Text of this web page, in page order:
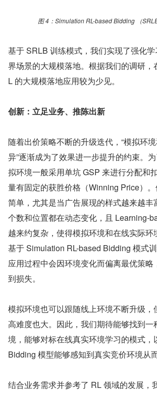
图 4：Simulation RL-based Bidding （
基于 SRLB 训练模式，我们实现了强化
界场景的大规模落地。根据我们的调研，
L 的大规模落地应用较为少见。
创新：立足业务、推陈出新
随着出价策略不断的升级迭代，“模拟环
异”逐渐成为了效果进一步提升的约束。
拟环境一般采用单坑 GSP 来进行分配和
量有固定的获胜价格（Winning Price）
简单，尤其是当广告展现的样式越来越丰
个数和位置都在动态变化，且 Learning-
越来约复杂，使得模拟环境和在线实际环
基于 Simulation RL-based Bidding 模式
应用过程中会因环境变化而偏离最优策略
到损失。
模拟环境也可以跟随线上环境不断升级，
高难度也大。因此，我们期待能够找到一
境，能够对标在线真实环境学习的模式，
Bidding 模型能够感知到真实竞价环境从
结合业务需求并参考了 RL 领域的发展，